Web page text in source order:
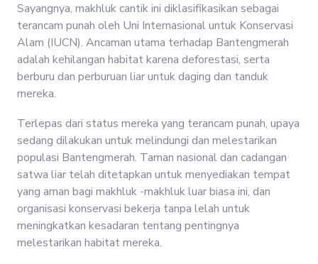
Sayangnya, makhluk cantik ini diklasifikasikan sebagai
terancam punah oleh Uni Internasional untuk Konservasi
Alam (IUCN). Ancaman utama terhadap Bantengmerah
adalah kehilangan habitat karena deforestasi, serta
berburu dan perburuan liar untuk daging dan tanduk
mereka.
Terlepas dari status mereka yang terancam punah, upaya
sedang dilakukan untuk melindungi dan melestarikan
populasi Bantengmerah. Taman nasional dan cadangan
satwa liar telah ditetapkan untuk menyediakan tempat
yang aman bagi makhluk -makhluk luar biasa ini, dan
organisasi konservasi bekerja tanpa lelah untuk
meningkatkan kesadaran tentang pentingnya
melestarikan habitat mereka.